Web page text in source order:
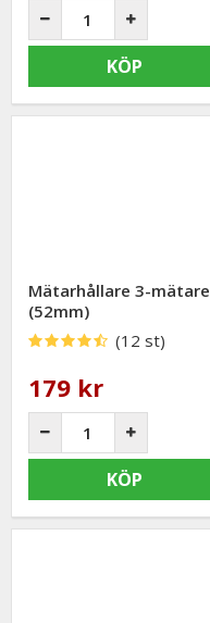
KÖP
Mätarhållare 3-mätare
(52mm)
(12 st)
179 kr
KÖP